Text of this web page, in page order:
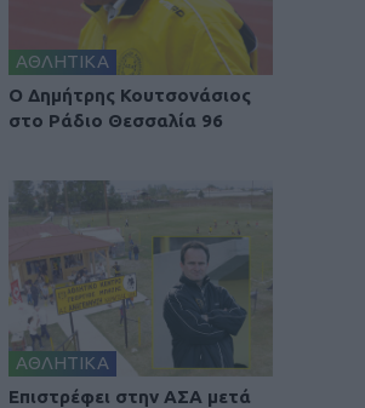
ΑΘΛΗΤΙΚΑ
Ο Δημήτρης Κουτσονάσιος
στο Ράδιο Θεσσαλία 96
ΑΘΛΗΤΙΚΑ
Επιστρέφει στην ΑΣΑ μετά